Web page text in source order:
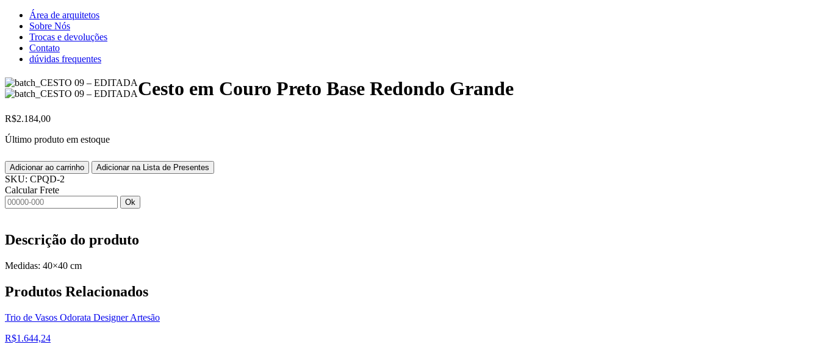
Área de arquitetos
Sobre Nós
Trocas e devoluções
Contato
dúvidas frequentes
Cesto em Couro Preto Base Redondo Grande
R$2.184,00
Último produto em estoque
Adicionar ao carrinho Adicionar na Lista de Presentes
SKU: CPQD-2
Calcular Frete
Ok
Descrição do produto
Medidas: 40×40 cm
Produtos Relacionados
Trio de Vasos Odorata Designer Artesão
R$1.644,24